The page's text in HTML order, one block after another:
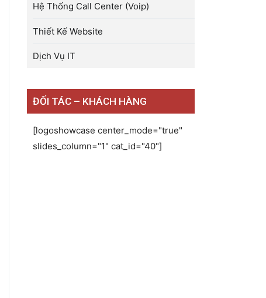
Hệ Thống Call Center (Voip)
Thiết Kế Website
Dịch Vụ IT
ĐỐI TÁC – KHÁCH HÀNG
[logoshowcase center_mode="true"
slides_column="1" cat_id="40"]